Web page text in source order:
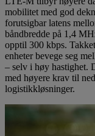
mobilitet med god
forutsigbar latens
båndbredde på 1,4
opptil 300 kbps.
enheter bevege seg
– selv i høy hastighet.
med høyere krav til
logistikkløsninger.